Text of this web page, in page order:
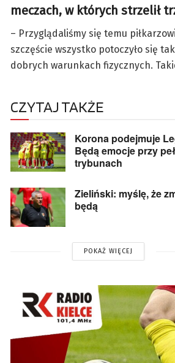
meczach, w których strzelił
– Przyglądaliśmy się temu
szczęście wszystko potoczyło się
dobrych warunkach fizycznych.
CZYTAJ TAKŻE
Korona podejmuje
Będą emocje przy
trybunach
Zieliński: myślę, że
będą
POKAŻ WIĘCEJ